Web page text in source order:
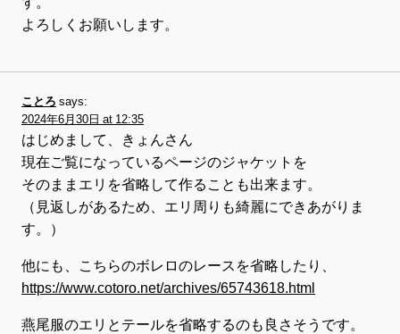
よろしくお願いします。
ことろ says:
2024年6月30日 at 12:35
はじめまして、きょんさん
現在ご覧になっているページのジャケットを
そのままエリを省略して作ることも出来ます。
（見返しがあるため、エリ周りも綺麗にできあがりま
す。）
他にも、こちらのボレロのレースを省略したり、
https://www.cotoro.net/archives/65743618.html
燕尾服のエリとテールを省略するのも良さそうです。